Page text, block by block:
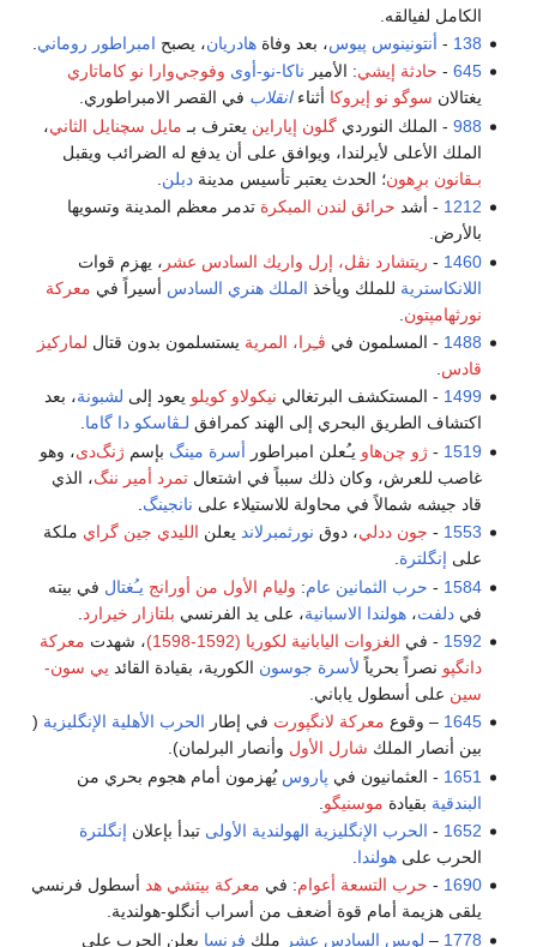
الكامل لفيالقه.
138
- أنتونينوس پيوس، بعد وفاةهادريان، يصبح امبراطور روماني
645
- حادثة إيشي: الأمير ناكا-نو-أوى وفوجي‌وارا نو كاماتاري
يغتالان سوگو نو إيروكا أثناءانقلاب في القصر الامبراطوري.
988 - الملك النورديگلون إياراين يعترف بـ مايل سچنايل الثاني،
الملك الأعلى لأيرلندا، ويوافق على أن يدفع له الضرائب ويقبل
بـقانون برِهون؛ الحدث يعتبر تأسيس مدينةدبلن
1212 - أشد حرائق لندن المبكرة تدمر معظم المدينة وتسويها
بالأرض.
1460
- ريتشارد نڤل، إرل واريك السادس عشر ، يهزم قوات
اللانكاسترية للملك ويأخذ الملك هنري السادس أسيراً في معركة
نورثهامپتون
1488 - المسلمون في ڤـِرا، المرية يستسلمون بدون قتال لماركيز
قادس
1499 - المستكشف البرتغالي نيكولاو كويلو يعود إلى لشبونة، بعد
اكتشاف الطريق البحري إلى الهند كمرافق لـڤاسكو دا گاما.
1519
-ژو چن‌هاو يـُعلن امبراطور أسرة مينگ بإسمژنگ‌دى، وهو
غاصب للعرش، وكان ذلك سبباً في اشتعالتمرد أمير ننگ، الذي
قاد جيشه شمالاً في محاولة للاستيلاء على نانجينگ
1553
- جون ددلي، دوق نورثمبرلاند يعلن الليدي جين گراي ملكة
على إنگلترة
1584
- حرب الثمانين عام: وليام الأول من أورانج يـُغتال في بيته
فيدلفت،هولندا الاسبانية، على يد الفرنسي بلتازار خيرارد
1592 - في الغزوات اليابانية لكوريا (1592-1598) ، شهدت معركة
دانگپو نصراً بحرياً لأسرة جوسون الكورية، بقيادة القائد يي سون-
سين على أسطول ياباني.
1645 – وقوع معركة لانگپورت في إطار الحرب الأهلية الإنگليزية (
بين أنصار الملك شارل الأول وأنصار البرلمان).
1651 - العثمانيون في پاروس يُهزمون أمام هجوم بحري من
البندقية بقيادة موسنيگو
1652
- الحرب الإنگليزية الهولندية الأولى تبدأ بإعلان إنگلترة
الحرب علىهولندا
1690
- حرب التسعة أعوام: في معركة بيتشي هد أسطول فرنسي
يلقى هزيمة أمام قوة أضعف من أسراب أنگلو-هولندية.
1778
– لويس السادس عشر ملك فرنسا يعلن الحرب على